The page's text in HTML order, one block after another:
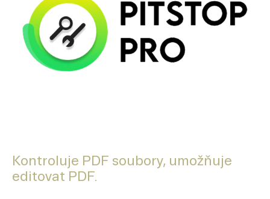
Kontroluje PDF soubory, umožňuje
editovat PDF.